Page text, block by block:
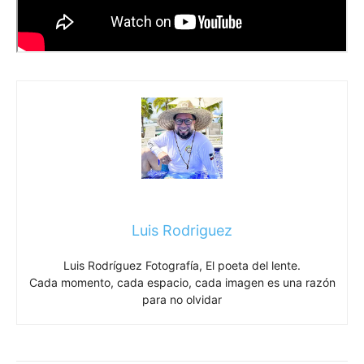
Luis Rodriguez
Luis Rodríguez Fotografía, El poeta del lente.
Cada momento, cada espacio, cada imagen es una razón
para no olvidar